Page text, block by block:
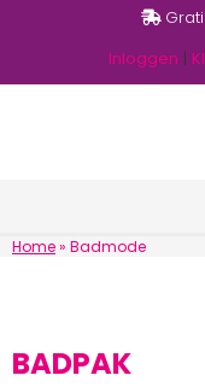
Inloggen |
Home» Badmode
BADPAK